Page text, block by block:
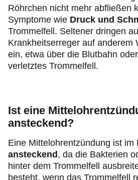
Röhrchen nicht mehr abfließen
Symptome wie Druck und
Trommelfell. Seltener dringen
Krankheitserreger auf anderem
ein, etwa über die Blutbahn
verletztes Trommelfell.
Ist eine
ansteckend?
Eine Mittelohrentzündung ist im
ansteckend , da die Bakterien
hinter dem Trommelfell
besteht, wenn das Trommelfell